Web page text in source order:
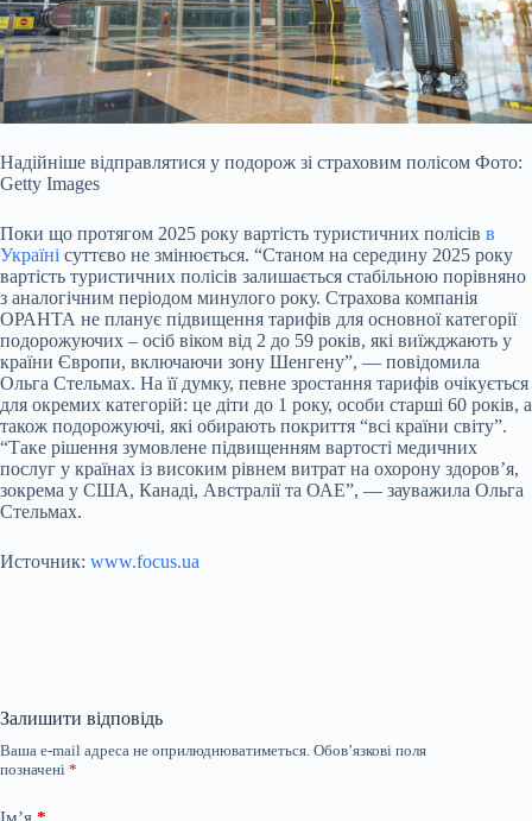
Надійніше відправлятися у подорож зі страховим полісом Фото:
Getty Images
Поки що протягом 2025 року вартість туристичних полісів в
Україні суттєво не змінюється. “Станом на середину 2025 року
вартість туристичних полісів залишається стабільною порівняно
з аналогічним періодом минулого року. Страхова компанія
ОРАНТА не планує підвищення тарифів для основної категорії
подорожуючих – осіб віком від 2 до 59 років, які виїжджають у
країни Європи, включаючи зону Шенгену”, — повідомила
Ольга Стельмах. На її думку, певне зростання тарифів очікується
для окремих категорій: це діти до 1 року, особи старші 60 років, а
також подорожуючі, які обирають покриття “всі країни світу”.
“Таке рішення зумовлене підвищенням вартості медичних
послуг у країнах із високим рівнем витрат на охорону здоров’я,
зокрема у США, Канаді, Австралії та ОАЕ”, — зауважила Ольга
Стельмах.
Источник: www.focus.ua
Залишити відповідь
Ваша e-mail адреса не оприлюднюватиметься. Обов’язкові поля
позначені *